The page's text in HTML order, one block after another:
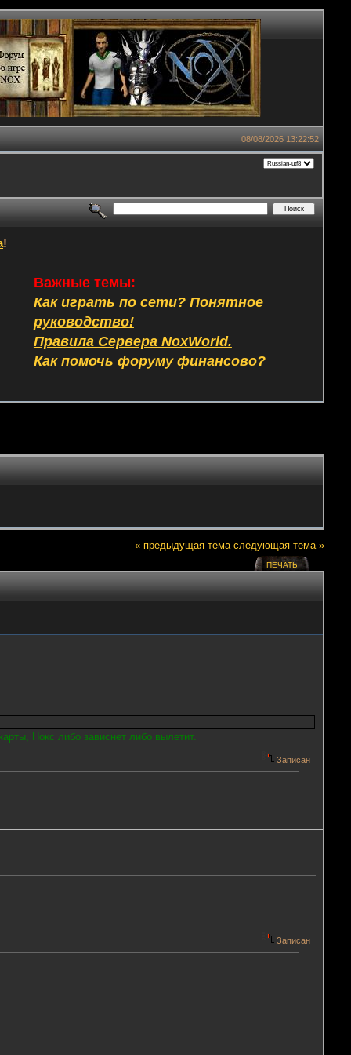
08/08/2026 13:22:52
!
Важные темы:
Как играть по сети? Понятное
руководство!
Правила Сервера NoxWorld.
Как помочь форуму финансово?
« предыдущая тема следующая тема »
ПЕЧАТЬ
Нокс либо зависнет либо вылетит.
Записан
Записан